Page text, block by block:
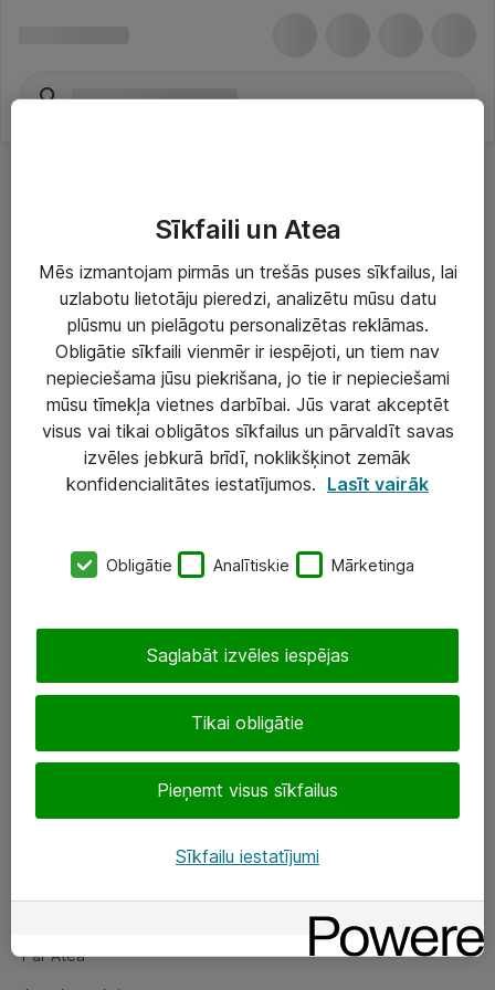
Risinājumi & Pakalpojumi
IT serviss un atbalsts
IT infrastruktūra
Darba vietu IT risinājumi
Serveri un datu centri
SIA „ATEA”
eShop@atea.lv
Sekojiet mums
Par Atea
Par Atea
Sīkfaili un Atea
Mēs izmantojam pirmās un trešās puses sīkfailus, lai
uzlabotu lietotāju pieredzi, analizētu mūsu datu
plūsmu un pielāgotu personalizētas reklāmas.
Obligātie sīkfaili vienmēr ir iespējoti, un tiem nav
nepieciešama jūsu piekrišana, jo tie ir nepieciešami
mūsu tīmekļa vietnes darbībai. Jūs varat akceptēt
visus vai tikai obligātos sīkfailus un pārvaldīt savas
izvēles jebkurā brīdī, noklikšķinot zemāk
konfidencialitātes iestatījumos. Lasīt vairāk
Obligātie Analītiskie Mārketinga
Tikai obligātie
Pieņemt visus sīkfailus
Saglabāt izvēles iespējas
Sīkfailu iestatījumi